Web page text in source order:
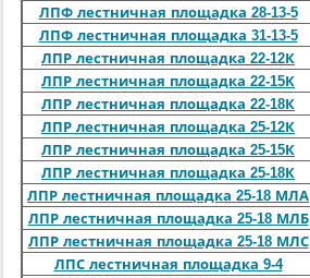
ЛПФ лестничная площадка 28-13-5
ЛПФ лестничная площадка 31-13-5
ЛПР лестничная площадка 22-12К
ЛПР лестничная площадка 22-15К
ЛПР лестничная площадка 22-18К
ЛПР лестничная площадка 25-12К
ЛПР лестничная площадка 25-15К
ЛПР лестничная площадка 25-18К
ЛПР лестничная площадка 25-18 МЛА
ЛПР лестничная площадка 25-18 МЛБ
ЛПР лестничная площадка 25-18 МЛС
ЛПС лестничная площадка 9-4